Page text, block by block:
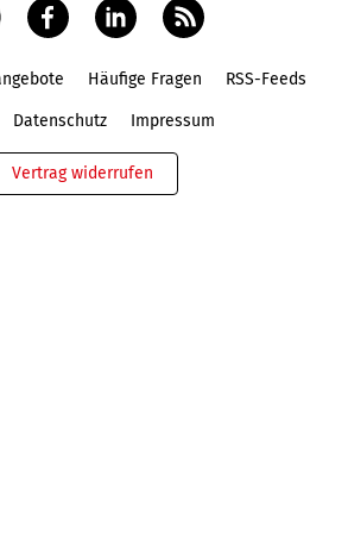
Häufige Fragen RSS-Feeds
Datenschutz Impressum
Vertrag widerrufen